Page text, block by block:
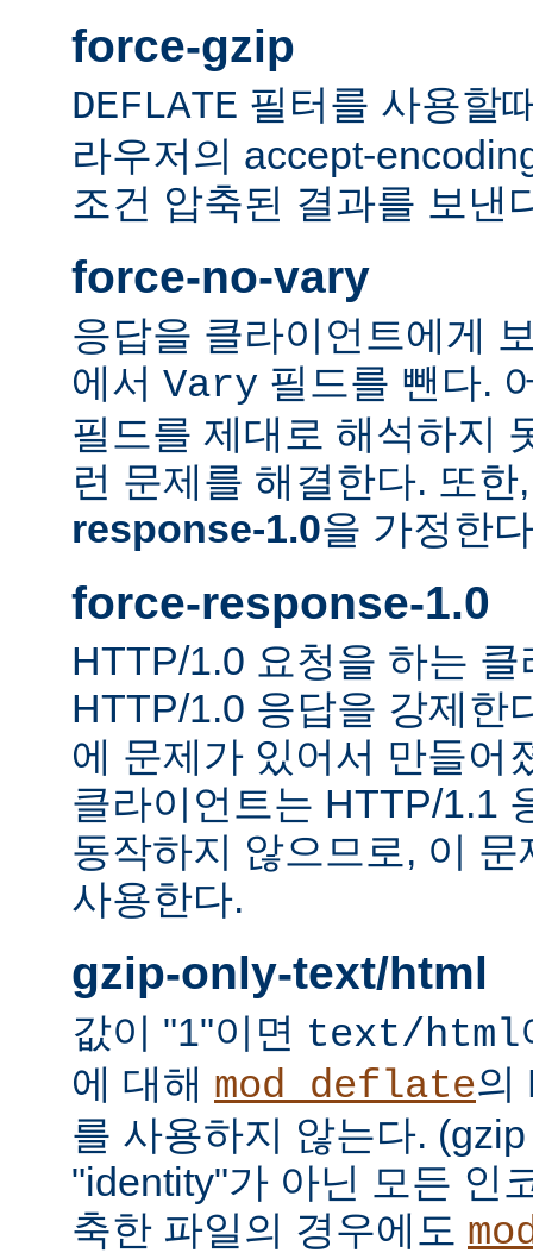
force-gzip
DEFLATE 필터를 사용할
라우저의 accept-
조건 압축된 결과를 보낸
force-no-vary
응답을 클라이언트에게
에서 Vary 필드를 뺀다.
필드를 제대로 해석하지
런 문제를 해결한다. 또
response-1.0을 가정한
force-response-1.0
HTTP/1.0 요청을 하는
HTTP/1.0 응답을 강제한
에 문제가 있어서 만들어
클라이언트는 HTTP/1.1
동작하지 않으므로, 이
사용한다.
gzip-only-text/html
값이 "1"이면 text/html
에 대해 mod_deflate의
를 사용하지 않는다.
"identity"가 아닌 모든 인
축한 파일의 경우에도